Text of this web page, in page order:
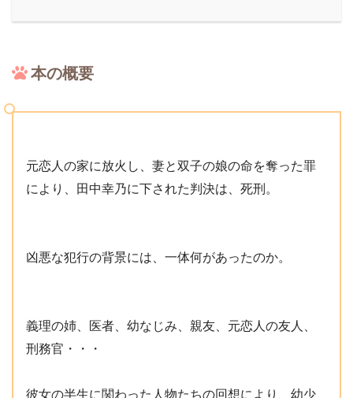
本の概要
元恋人の家に放火し、妻と双子の娘の命を奪った罪
により、田中幸乃に下された判決は、死刑。
凶悪な犯行の背景には、一体何があったのか。
義理の姉、医者、幼なじみ、親友、元恋人の友人、
刑務官・・・
彼女の半生に関わった人物たちの回想により、幼少